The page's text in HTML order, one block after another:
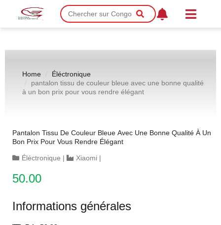
Home
Éléctronique
pantalon tissu de couleur bleue avec une bonne qualité
à un bon prix pour vous rendre élégant
Pantalon Tissu De Couleur Bleue Avec Une Bonne Qualité À Un
Bon Prix Pour Vous Rendre Élégant
Éléctronique | Xiaomi |
50.00
Informations générales